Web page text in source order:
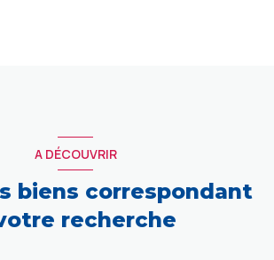
A DÉCOUVRIR
biens correspondant
recherche